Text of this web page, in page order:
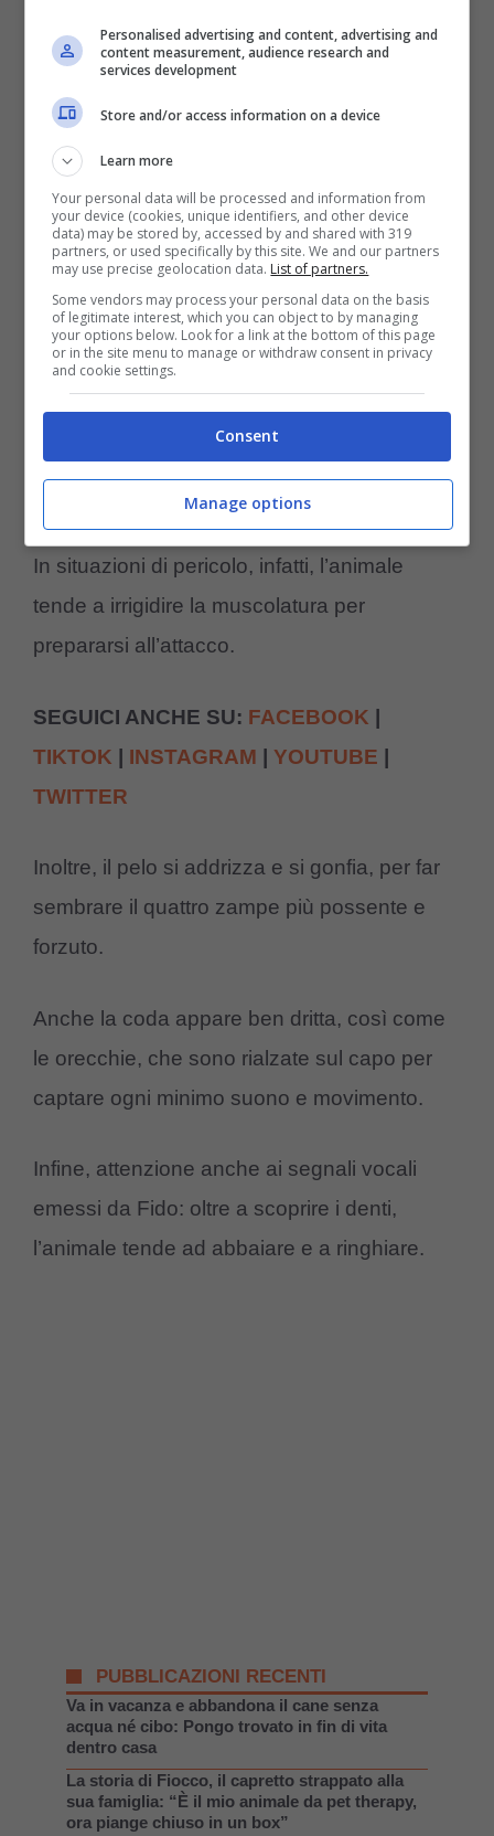
rilassata.
La coda risulta posizionata verso il basso,
così come le orecchie. Il respiro è disteso e
l’espressione del peloso è tranquilla.
Potrebbe interessarti anche:Cane
aggressivo con altri cani e con estranei:
cause e rimedi
Quando, invece, il cane mostra i denti come
segnale
corpo appare ben diverso.
In situazioni di pericolo, infatti, l’animale
tende a irrigidire la muscolatura per
prepararsi all’attacco.
SEGUICI ANCHE SU: FACEBOOK |
TIKTOK | INSTAGRAM | YOUTUBE |
TWITTER
Inoltre, il pelo si addrizza e si gonfia, per far
sembrare il quattro zampe più possente e
forzuto.
Anche la coda appare ben dritta, così come
le orecchie, che sono rialzate sul capo per
captare ogni minimo suono e movimento.
Infine, attenzione anche ai segnali vocali
emessi da Fido: oltre a scoprire i denti,
l’animale tende ad abbaiare e a ringhiare.
PUBBLICAZIONI RECENTI
Va in vacanza e abbandona il cane senza
acqua né cibo: Pongo trovato in fin di vita
dentro casa
La storia di Fiocco, il capretto strappato alla
sua famiglia: “È il mio animale da pet therapy,
ora piange chiuso in un box”
Personalised advertising and content, advertising and
content measurement, audience research and
services development
Store and/or access information on a device
Learn more
Your personal data will be processed and information from
your device (cookies, unique identifiers, and other device
data) may be stored by, accessed by and shared with 319
partners, or used specifically by this site. We and our partners
may use precise geolocation data. List of partners.
Some vendors may process your personal data on the basis
of legitimate interest, which you can object to by managing
your options below. Look for a link at the bottom of this page
or in the site menu to manage or withdraw consent in privacy
and cookie settings.
Consent
Manage options